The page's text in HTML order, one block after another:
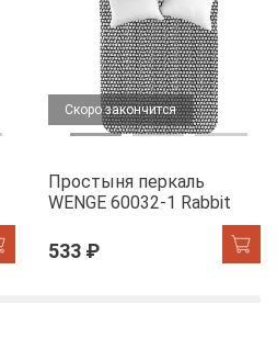
Скоро закончится
Простыня перкаль
WENGE 60032-1 Rabbit
533 ₽